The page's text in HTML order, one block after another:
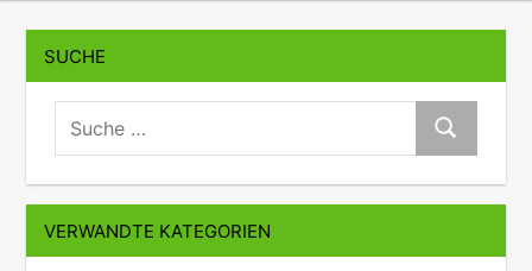
SUCHE
suche:
Suche
VERWANDTE KATEGORIEN